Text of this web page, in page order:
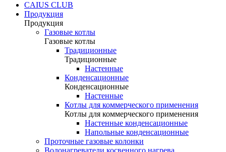
CAIUS CLUB
Продукция
Продукция
Газовые котлы
Газовые котлы
Традиционные
Традиционные
Настенные
Конденсационные
Конденсационные
Настенные
Котлы для коммерческого применения
Котлы для коммерческого применения
Настенные конденсационные
Напольные конденсационные
Проточные газовые колонки
Водонагреватели косвенного нагрева